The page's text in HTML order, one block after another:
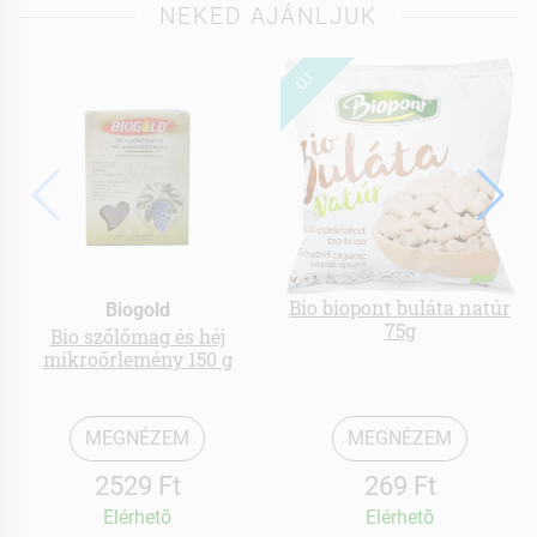
NEKED AJÁNLJUK
Biogold
Bio szőlőmag és héj
mikroőrlemény 150 g
MEGNÉZEM
2529 Ft
Elérhetõ
ÚJ
Bio biopont buláta natúr
75g
MEGNÉZEM
269 Ft
Elérhetõ